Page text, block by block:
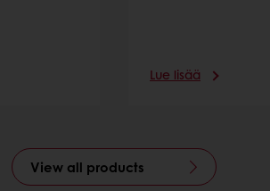
Lue lisää
View all products